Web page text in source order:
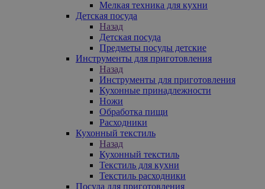
Мелкая техника для кухни
Детская посуда
Назад
Детская посуда
Предметы посуды детские
Инструменты для приготовления
Назад
Инструменты для приготовления
Кухонные принадлежности
Ножи
Обработка пищи
Расходники
Кухонный текстиль
Назад
Кухонный текстиль
Текстиль для кухни
Текстиль расходники
Посуда для приготовления